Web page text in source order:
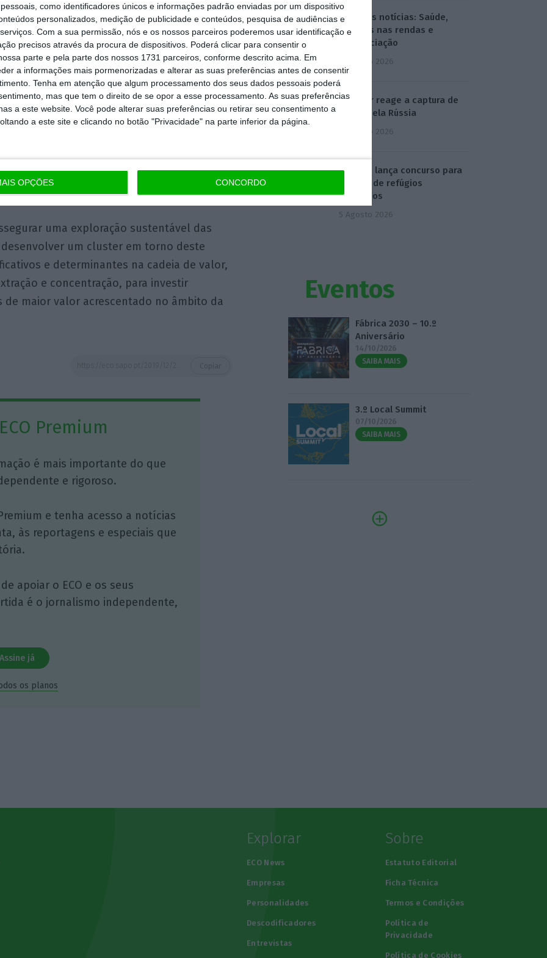
como identificadores únicos e informações padrão enviadas por um dispositivo
personalizados, medição de publicidade e conteúdos, pesquisa de audiências e
Com a sua permissão, nós e os nossos parceiros poderemos usar identificação e
precisos através da procura de dispositivos. Poderá clicar para consentir o
parte e pela parte dos nossos 1731 parceiros, conforme descrito acima. Em
a informações mais pormenorizadas e alterar as suas preferências antes de consentir
Tenha em atenção que algum processamento dos seus dados pessoais poderá
mas que tem o direito de se opor a esse processamento. As suas preferências
a este website. Você pode alterar suas preferências ou retirar seu consentimento a
a este site e clicando no botão "Privacidade" na parte inferior da página.
OPÇÕES CONCORDO
isto numa nova estrutura legal”.
do lítio e da indústria das baterias e vai
de direitos de prospeção de lítio em
proposta de Orçamento do Estado para
geológicos e mineiros, afirma-se, sobre
público para atribuição de direitos de
de lítio e minerais associados, para
uma exploração sustentável das
um cluster em torno deste
e determinantes na cadeia de valor,
e concentração, para investir
maior valor acrescentado no âmbito da
Premium
é mais importante do que
e rigoroso.
e tenha acesso a notícias
às reportagens e especiais que
apoiar o ECO e os seus
é o jornalismo independente,
Assine já
os planos
Hoje nas notícias: Saúde,
cauções nas rendas e
renegociação
4 Agosto 2026
Tekever reage a captura de
drone pela Rússia
4 Agosto 2026
Turismo lança concurso para
criação de refúgios
climáticos
5 Agosto 2026
Eventos
Fábrica 2030 – 10.º
Aniversário
14/10/2026
SAIBA MAIS
3.º Local Summit
07/10/2026
SAIBA MAIS
Explorar
ECO News
Empresas
Personalidades
Descodificadores
Entrevistas
Sobre
Estatuto Editorial
Ficha Técnica
Termos e Condições
Política de
Privacidade
Política de Cookies